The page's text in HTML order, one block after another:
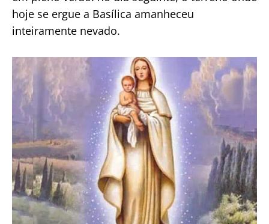
hoje se ergue a Basílica amanheceu
inteiramente nevado.